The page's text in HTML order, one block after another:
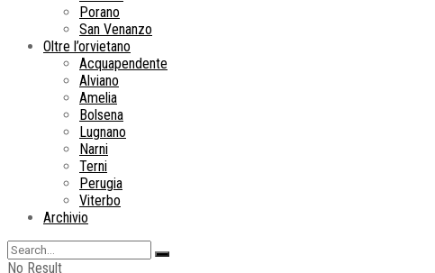
Porano
San Venanzo
Oltre l’orvietano
Acquapendente
Alviano
Amelia
Bolsena
Lugnano
Narni
Terni
Perugia
Viterbo
Archivio
No Result